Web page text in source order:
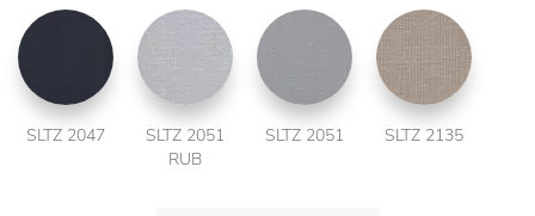
SLTZ 2047
SLTZ 2051
RUB
SLTZ 2051 SLTZ 2135